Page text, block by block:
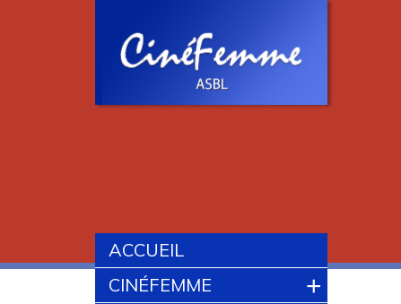
ACCUEIL
CINÉFEMME
+